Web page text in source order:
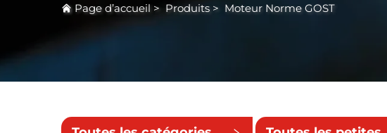
Page d’accueil> Produits > Moteur Norme GOST